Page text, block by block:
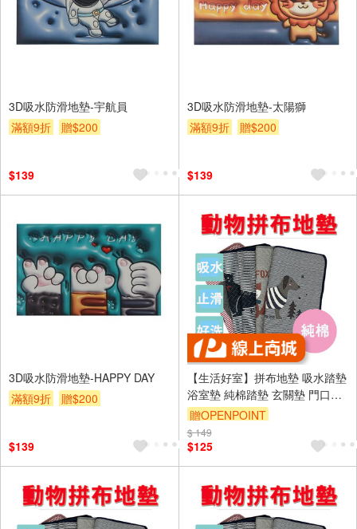
3D吸水防滑地墊-宇航員
滿額9折
贈$200
$139
3D吸水防滑地墊-太陽獅
滿額9折
贈$200
$139
3D吸水防滑地墊-HAPPY DAY
滿額9折
贈$200
$139
【生活好室】拼布地墊 吸水踏墊
浴室墊 純棉踏墊 玄關墊 門口墊
日系雜貨風 地墊 腳踏墊 地毯 拼
布墊 吸水地墊 地毯
贈OPENPOINT
訂單滿999享9折
$ 149
$125